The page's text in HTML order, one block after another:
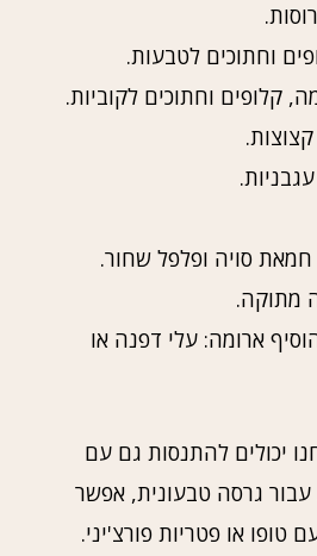
סויה ופלפל שחור.
ארומה: עלי דפנה או
יכולים להתנסות גם עם
עבור גרסה טבעונית, אפשר
או פטריות פורצ'יני.